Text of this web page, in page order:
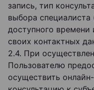
запись, тип
выбора
доступного времени
своих контактных
2.4. При
Пользователю
осуществить